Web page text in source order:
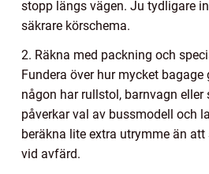
stopp längs vägen. Ju tydligare
säkrare körschema.
2. Räkna med packning och
Fundera över hur mycket bagage
någon har rullstol, barnvagn eller
påverkar val av bussmodell och
beräkna lite extra utrymme än
vid avfärd.